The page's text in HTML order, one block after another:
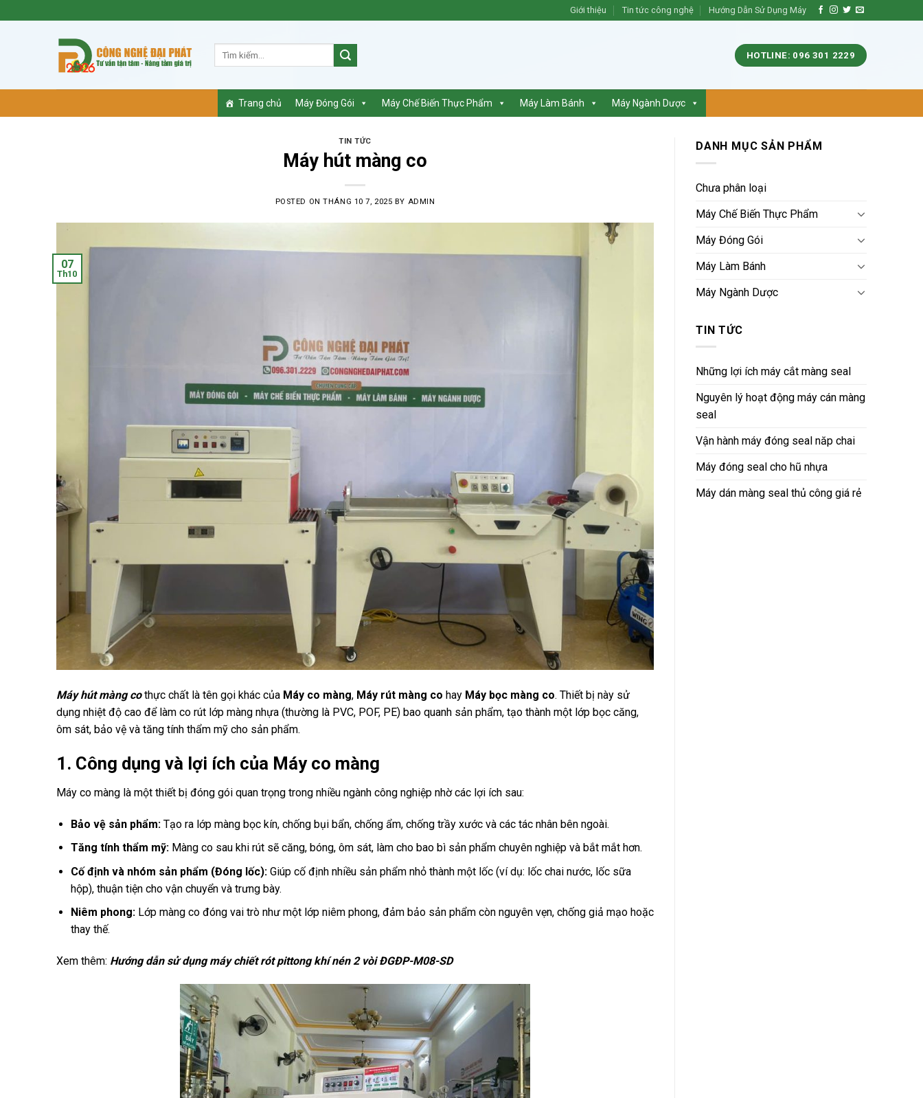
to
Giới thiệu Tin tức công nghệ Hướng Dẫn Sử Dụng Máy
HOTLINE: 096 301 2229
Trang chủ Máy Đóng Gói Máy Chế Biến Thực Phẩm Máy Làm Bánh Máy Ngành Dược
TIN TỨC
Máy hút màng co
POSTED ONTHÁNG 10 7, 2025 BY ADMIN
07
Th10
Máy hút màng cothực chất là tên gọi khác của Máy co màng, Máy rút màng co hay Máy bọc màng co. Thiết bị này sử
dụng nhiệt độ cao để làm co rút lớp màng nhựa (thường là PVC, POF, PE) bao quanh sản phẩm, tạo thành một lớp bọc căng,
ôm sát, bảo vệ và tăng tính thẩm mỹ cho sản phẩm.
1. Công dụng và lợi ích của Máy co màng
Máy co màng là một thiết bị đóng gói quan trọng trong nhiều ngành công nghiệp nhờ các lợi ích sau:
Bảo vệ sản phẩm:Tạo ra lớp màng bọc kín, chống bụi bẩn, chống ẩm, chống trầy xước và các tác nhân bên ngoài.
Tăng tính thẩm mỹ:Màng co sau khi rút sẽ căng, bóng, ôm sát, làm cho bao bì sản phẩm chuyên nghiệp và bắt mắt hơn.
Cố định và nhóm sản phẩm (Đóng lốc):Giúp cố định nhiều sản phẩm nhỏ thành một lốc (ví dụ: lốc chai nước, lốc sữa
hộp), thuận tiện cho vận chuyển và trưng bày.
Niêm phong:Lớp màng co đóng vai trò như một lớp niêm phong, đảm bảo sản phẩm còn nguyên vẹn, chống giả mạo hoặc
thay thế.
Xem thêm: Hướng dẫn sử dụng máy chiết rót pittong khí nén 2 vòi ĐGĐP-M08-SD
DANH MỤC SẢN PHẨM
Chưa phân loại
Máy Chế Biến Thực Phẩm
Máy Đóng Gói
Máy Làm Bánh
Máy Ngành Dược
TIN TỨC
Những lợi ích máy cắt màng seal
Nguyên lý hoạt động máy cán màng
seal
Vận hành máy đóng seal năp chai
Máy đóng seal cho hũ nhựa
Máy dán màng seal thủ công giá rẻ